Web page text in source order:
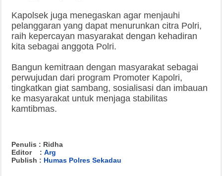
Kapolsek juga menegaskan agar menjauhi
pelanggaran yang dapat menurunkan citra Polri,
raih kepercayan masyarakat dengan kehadiran
kita sebagai anggota Polri.
Bangun kemitraan dengan masyarakat sebagai
perwujudan dari program Promoter Kapolri,
tingkatkan giat sambang, sosialisasi dan imbauan
ke masyarakat untuk menjaga stabilitas
kamtibmas.
Penulis : Ridha
Editor : Arg
Publish : Humas Polres Sekadau